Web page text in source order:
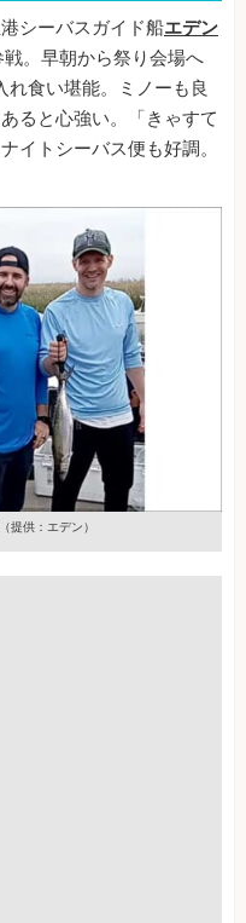
シーバスガイド船エデン
。早朝から祭り会場へ
れ食い堪能。ミノーも良
ると心強い。「きゃすて
イトシーバス便も好調。
提供：エデン）